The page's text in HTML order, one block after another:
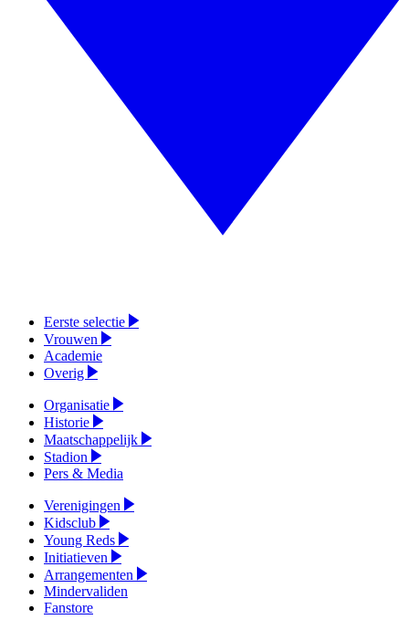
Eerste selectie
Vrouwen
Academie
Overig
Organisatie
Historie
Maatschappelijk
Stadion
Pers & Media
Verenigingen
Kidsclub
Young Reds
Initiatieven
Arrangementen
Mindervaliden
Fanstore